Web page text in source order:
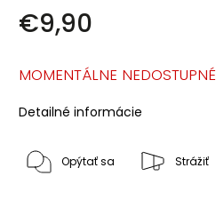
€9,90
MOMENTÁLNE NEDOSTUPNÉ
Detailné informácie
Opýtať sa Strážiť